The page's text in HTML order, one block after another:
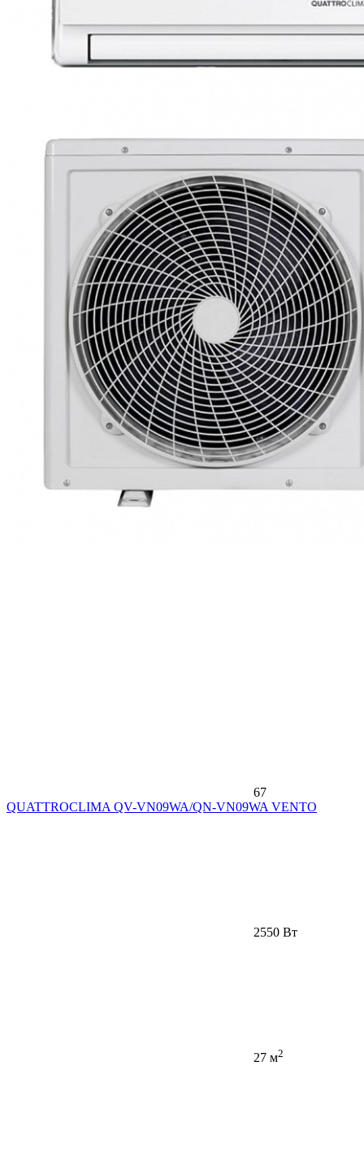
67
QUATTROCLIMA QV-VN09WA/QN-VN09WA VENTO
2550 Вт
27 м2